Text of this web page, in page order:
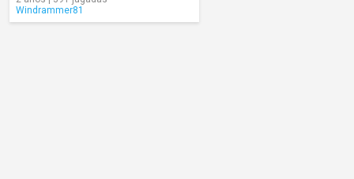
Windrammer81